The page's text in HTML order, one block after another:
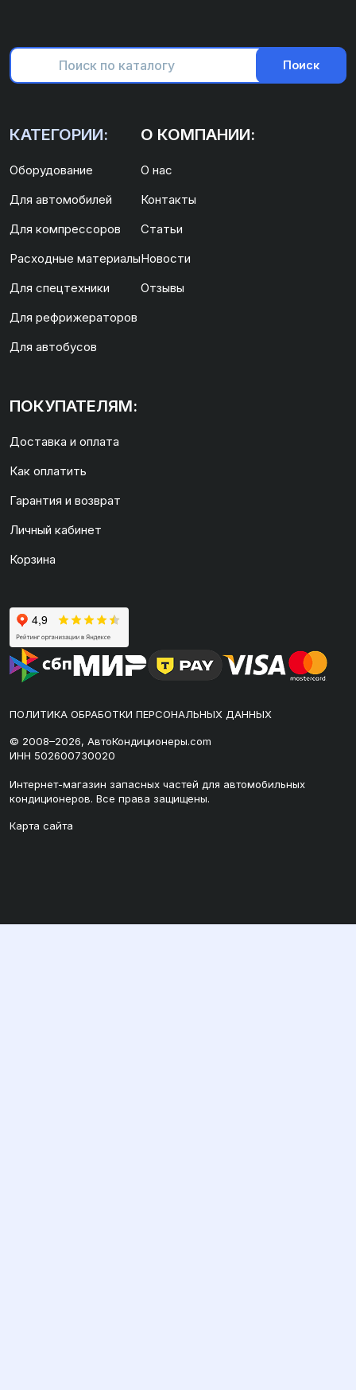
Поиск
КАТЕГОРИИ:
Оборудование
Для автомобилей
Для компрессоров
Расходные материалы
Для спецтехники
Для рефрижераторов
Для автобусов
О КОМПАНИИ:
О нас
Контакты
Статьи
Новости
Отзывы
ПОКУПАТЕЛЯМ:
Доставка и оплата
Как оплатить
Гарантия и возврат
Личный кабинет
Корзина
ПОЛИТИКА ОБРАБОТКИ ПЕРСОНАЛЬНЫХ ДАННЫХ
© 2008–2026, АвтоКондиционеры.com
ИНН 502600730020
Интернет-магазин запасных частей для автомобильных
кондиционеров. Все права защищены.
Карта сайта